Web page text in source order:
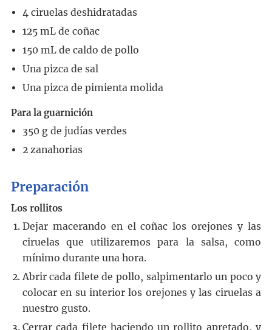
4 ciruelas deshidratadas
125 mL de coñac
150 mL de caldo de pollo
Una pizca de sal
Una pizca de pimienta molida
Para la guarnición
350 g de judías verdes
2 zanahorias
Preparación
Los rollitos
Dejar macerando en el coñac los orejones y las
ciruelas que utilizaremos para la salsa, como
mínimo durante una hora.
Abrir cada filete de pollo, salpimentarlo un poco y
colocar en su interior los orejones y las ciruelas a
nuestro gusto.
Cerrar cada filete haciendo un rollito apretado, y